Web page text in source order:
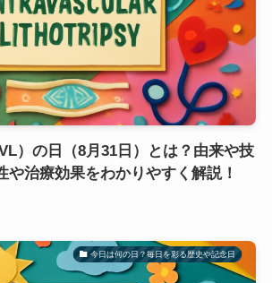
）の日（8月31日）とは？由来や技
や治療効果をわかりやすく解説！
今日は何の日？毎日を彩る歴史や記念日